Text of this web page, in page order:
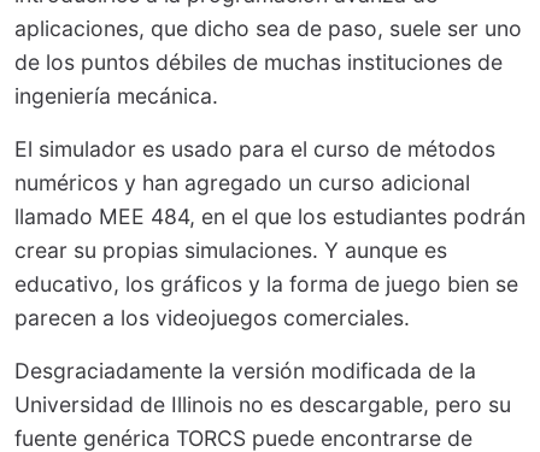
aplicaciones, que dicho sea de paso, suele ser uno
de los puntos débiles de muchas instituciones de
ingeniería mecánica.
El simulador es usado para el curso de métodos
numéricos y han agregado un curso adicional
llamado MEE 484, en el que los estudiantes podrán
crear su propias simulaciones. Y aunque es
educativo, los gráficos y la forma de juego bien se
parecen a los videojuegos comerciales.
Desgraciadamente la versión modificada de la
Universidad de Illinois no es descargable, pero su
fuente genérica TORCS puede encontrarse de